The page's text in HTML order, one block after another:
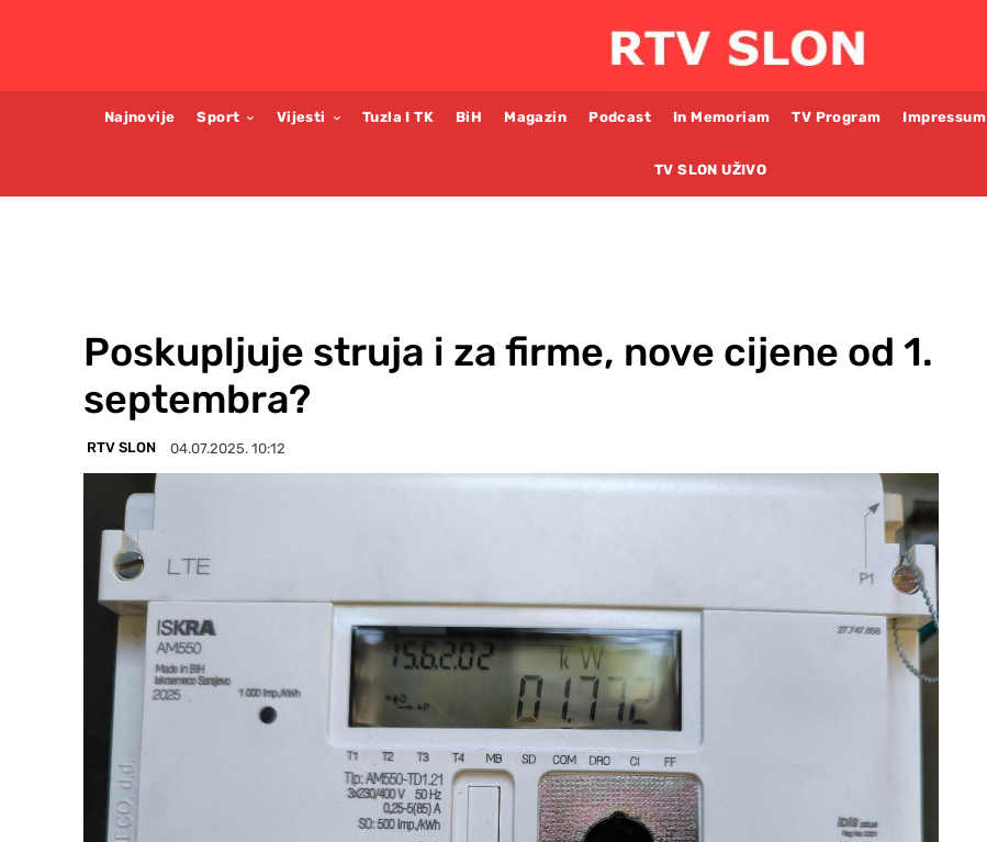
Najnovije Sport Vijesti Tuzla I TK BiH Magazin Podcast In Memoriam TV Program Impressum
TV SLON UŽIVO
Poskupljuje struja i za firme, nove cijene od 1.
septembra?
RTV SLON 04.07.2025. 10:12